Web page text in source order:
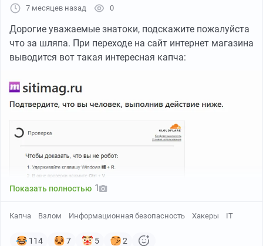
7 месяцев назад 0
Дорогие уважаемые знатоки, подскажите пожалуйста
что за шляпа. При переходе на сайт интернет магазина
выводится вот такая интересная капча:
Показать полностью 1
Капча Взлом Информационная безопасность Хакеры IT
114 7 5 2